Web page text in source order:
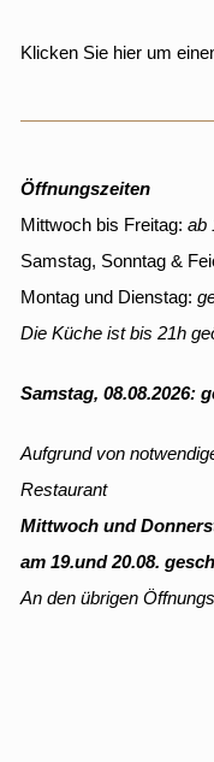
Klicken Sie hier um
Öffnungszeiten
Mittwoch bis Freitag: ab
Samstag, Sonntag &
Montag und Dienstag:
Die Küche ist bis 21h
Samstag, 08.08.2026:
Aufgrund von
Restaurant
Mittwoch und
am 19.und 20.08.
An den übrigen